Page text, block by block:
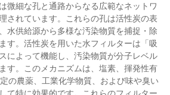
微細な孔と通路からなる広範なネットワ
されています。これらの孔は活性炭の表
水供給源から多様な汚染物質を捕捉・除
す。活性炭を用いた水フィルターは「吸
によって機能し、汚染物質が分子レベル
す。このメカニズムは、塩素、揮発性有
の農薬、工業化学物質、および味や臭い